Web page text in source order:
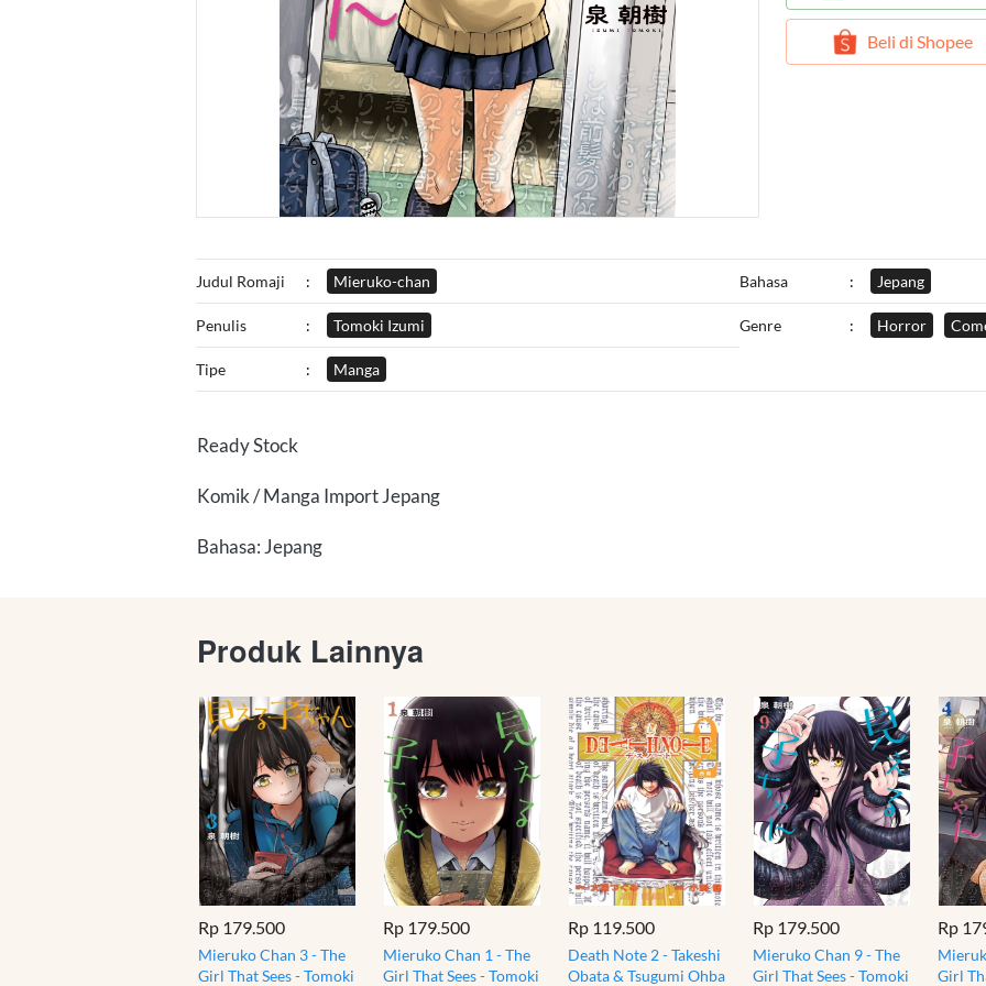
` Beli di Shopee
Judul Romaji : Mieruko-chan Bahasa : Jepang
Penulis : Tomoki Izumi Genre : Horror
Tipe : Manga
Ready Stock
Komik / Manga Import Jepang
Bahasa: Jepang
Produk Lainnya
Rp 179.500
Mieruko Chan 3 - The
Girl That Sees - Tomoki
Rp 179.500
Mieruko Chan 1 - The
Girl That Sees - Tomoki
Rp 119.500
Death Note 2 - Takeshi
Obata & Tsugumi Ohba
Rp 179.500
Mieruko Chan 9 - The
Girl That Sees - Tomoki
Rp
Girl